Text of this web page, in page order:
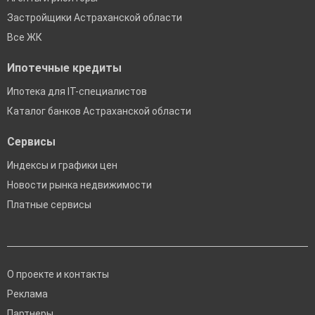
Застройщики Астраханской области
Все ЖК
Ипотечные кредиты
Ипотека для IT-специалистов
Каталог банков Астраханской области
Сервисы
Индексы и графики цен
Новости рынка недвижимости
Платные сервисы
О проекте и контакты
Реклама